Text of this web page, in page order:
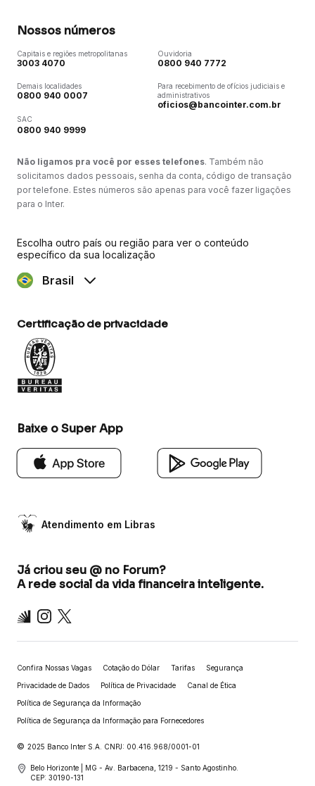
Nossos números
Capitais e regiões metropolitanas
3003 4070
Demais localidades
0800 940 0007
SAC
0800 940 9999
Ouvidoria
0800 940 7772
Para recebimento de ofícios judiciais e
administrativos
oficios@bancointer.com.br
Não ligamos pra você por esses telefones. Também não
solicitamos dados pessoais, senha da conta, código de transação
por telefone. Estes números são apenas para você fazer ligações
para o Inter.
Escolha outro país ou região para ver o conteúdo
específico da sua localização
Brasil
Certificação de privacidade
Baixe o Super App
Atendimento em Libras
Já criou seu @ no Forum?
A rede social da vida financeira inteligente.
Inter Instagram
X
Confira Nossas Vagas Cotação do Dólar Tarifas Segurança
Privacidade de Dados Política de Privacidade Canal de Ética
Política de Segurança da Informação
Política de Segurança da Informação para Fornecedores
© 2025 Banco Inter S.A. CNPJ: 00.416.968/0001-01
Belo Horizonte | MG - Av. Barbacena, 1219 - Santo Agostinho.
CEP: 30190-131